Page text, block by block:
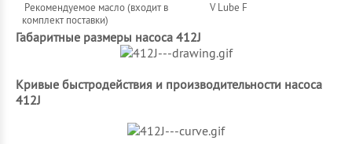
Рекомендуемое масло (входит в
комплект поставки)
V Lube F
Габаритные размеры насоса 412J
Кривые быстродействия и производительности насоса
412J